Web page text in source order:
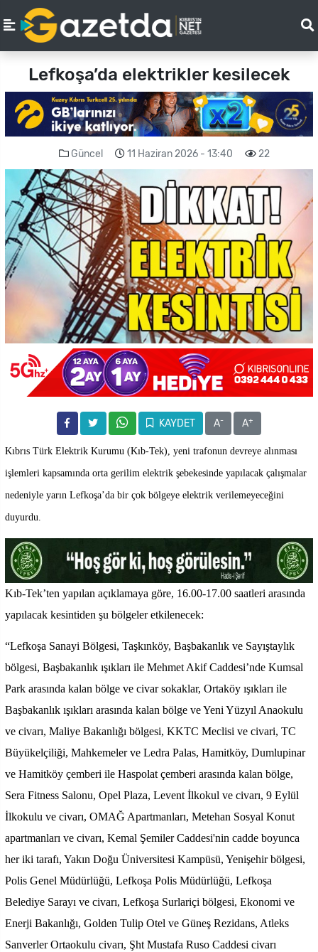
Lefkoşa’da elektrikler kesilecek
Güncel 11 Haziran 2026 - 13:40 22
KAYDET A- A+
Kıbrıs Türk Elektrik Kurumu (Kıb-Tek), yeni trafonun devreye alınması
işlemleri kapsamında orta gerilim elektrik şebekesinde yapılacak çalışmalar
nedeniyle yarın Lefkoşa’da bir çok bölgeye elektrik verilemeyeceğini
duyurdu.
Kıb-Tek’ten yapılan açıklamaya göre, 16.00-17.00 saatleri arasında
yapılacak kesintiden şu bölgeler etkilenecek:
“Lefkoşa Sanayi Bölgesi, Taşkınköy, Başbakanlık ve Sayıştaylık
bölgesi, Başbakanlık ışıkları ile Mehmet Akif Caddesi’nde Kumsal
Park arasında kalan bölge ve civar sokaklar, Ortaköy ışıkları ile
Başbakanlık ışıkları arasında kalan bölge ve Yeni Yüzyıl Anaokulu
ve civarı, Maliye Bakanlığı bölgesi, KKTC Meclisi ve civari, TC
Büyükelçiliği, Mahkemeler ve Ledra Palas, Hamitköy, Dumlupinar
ve Hamitköy çemberi ile Haspolat çemberi arasında kalan bölge,
Sera Fitness Salonu, Opel Plaza, Levent İlkokul ve civarı, 9 Eylül
İlkokulu ve civarı, OMAĞ Apartmanları, Metehan Sosyal Konut
apartmanları ve civarı, Kemal Şemiler Caddesi'nin cadde boyunca
her iki tarafı, Yakın Doğu Üniversitesi Kampüsü, Yenişehir bölgesi,
Polis Genel Müdürlüğü, Lefkoşa Polis Müdürlüğü, Lefkoşa
Belediye Sarayı ve civarı, Lefkoşa Surlariçi bölgesi, Ekonomi ve
Enerji Bakanlığı, Golden Tulip Otel ve Güneş Rezidans, Atleks
Sanverler Ortaokulu civarı, Şht Mustafa Ruso Caddesi civarı